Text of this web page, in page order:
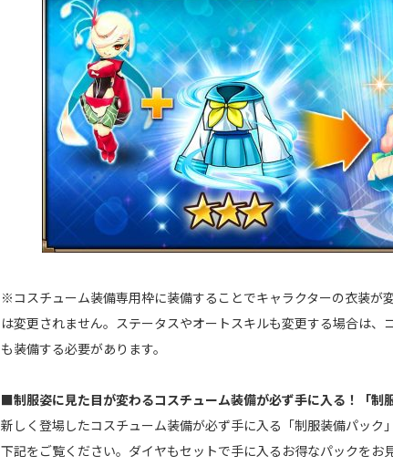
※コスチューム装備専用枠に装備することでキャラクターの衣装が
は変更されません。ステータスやオートスキルも変更する場合は、
も装備する必要があります。
■制服姿に見た目が変わるコスチューム装備が必ず手に入る！「制
新しく登場したコスチューム装備が必ず手に入る「制服装備パック
下記をご覧ください。ダイヤもセットで手に入るお得なパックをお